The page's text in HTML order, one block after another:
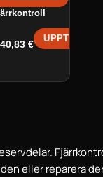
€ UPPTÄCK →
eller reparera